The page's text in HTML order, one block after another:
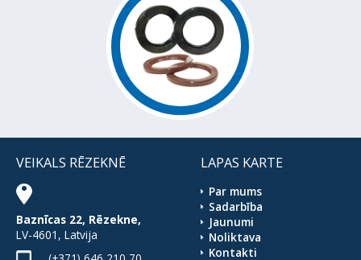
VEIKALS RĒZEKNĒ
Baznīcas 22, Rēzekne,
LV-4601, Latvija
LAPAS KARTE
Par mums
Sadarbība
Jaunumi
Noliktava
Kontakti